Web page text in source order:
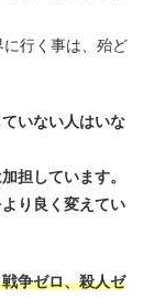
行く事は、殆ど
いない人はいな
担しています。
り良く変えてい
争ゼロ、殺人ゼ